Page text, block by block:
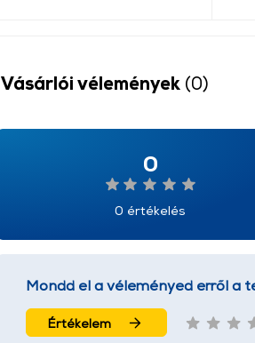
Vásárlói vélemények (0)
0
0 értékelés
Mondd el a véleményed erről a
Értékelem